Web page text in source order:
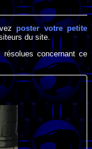
poster votre petite
du site.
résolues concernant ce